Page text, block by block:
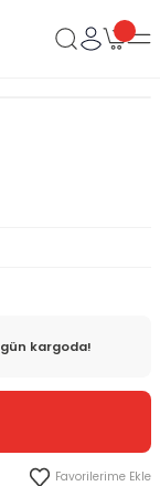
gün kargoda!